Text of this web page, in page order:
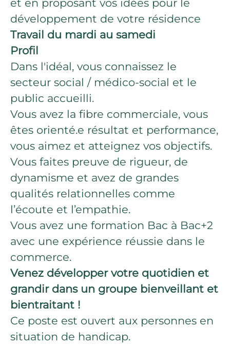
et en proposant vos idées pour le
développement de votre résidence
Travail du mardi au samedi
Profil
Dans l'idéal, vous connaissez le
secteur social / médico-social et le
public accueilli.
Vous avez la fibre commerciale, vous
êtes orienté.e résultat et performance,
vous aimez et atteignez vos objectifs.
Vous faites preuve de rigueur, de
dynamisme et avez de grandes
qualités relationnelles comme
l’écoute et l’empathie.
Vous avez une formation Bac à Bac+2
avec une expérience réussie dans le
commerce.
Venez développer votre quotidien et
grandir dans un groupe bienveillant et
bientraitant !
Ce poste est ouvert aux personnes en
situation de handicap.